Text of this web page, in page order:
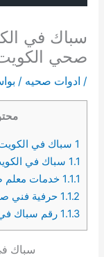
سباك في
صحي الكويت / 61002329/
/ ادوات صحيه /
1سباك في
1.1سباك في
1.1.1خدمات معلم
1.1.2حرفية فني
1.1.3رقم سباك في
سباك